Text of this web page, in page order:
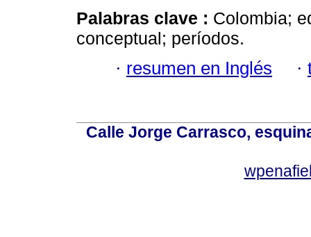
Palabras clave : Colombia;
conceptual; períodos.
· resumen en Inglés ·
Calle Jorge Carrasco,